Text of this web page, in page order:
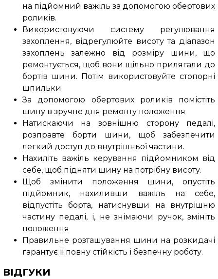
на підйомний важіль за допомогою обертових
роликів.
Використовуючи систему регулювання
захоплення, відрегулюйте висоту та діапазон
захоплень залежно від розміру шини, що
ремонтується, щоб вони щільно прилягали до
бортів шини. Потім використовуйте стопорні
шпильки
За допомогою обертових роликів помістіть
шину в зручне для ремонту положення
Натискаючи на зовнішню сторону педалі,
розправте борти шини, щоб забезпечити
легкий доступ до внутрішньої частини.
Нахиліть важіль керування підйомником від
себе, щоб підняти шину на потрібну висоту.
Щоб змінити положення шини, опустіть
підйомник, нахиливши важіль на себе,
відпустіть борта, натиснувши на внутрішню
частину педалі, і, не знімаючи ручок, змініть
положення
Правильне розташування шини на розкидачі
гарантує її повну стійкість і безпечну роботу.
ВІДГУКИ